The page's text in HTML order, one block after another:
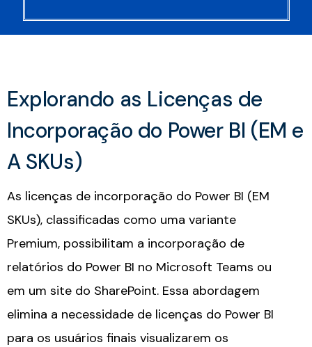
Explorando as Licenças de
Incorporação do Power BI (EM e
A SKUs)​
As licenças de incorporação do Power BI (EM
SKUs), classificadas como uma variante
Premium, possibilitam a incorporação de
relatórios do Power BI no Microsoft Teams ou
em um site do SharePoint. Essa abordagem
elimina a necessidade de licenças do Power BI
para os usuários finais visualizarem os